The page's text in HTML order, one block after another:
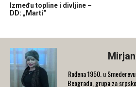
Između topline i divljine –
DD: „Marti“
Rođena 1950. u
Beogradu, grupa za